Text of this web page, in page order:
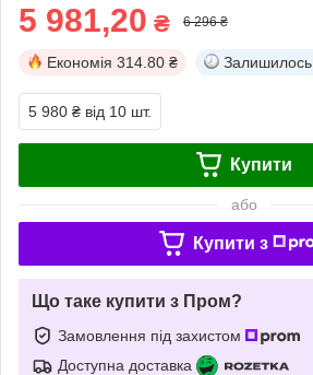
5 981,20 ₴ 6 296 ₴
Економія 314.80 ₴ Залишилось
5 980 ₴ від 10 шт.
Купити
або
Купити з
Що таке купити з Пром?
Замовлення під захистом
Доступна доставка